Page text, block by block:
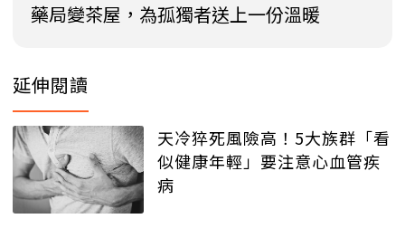
藥局變茶屋，為孤獨者送上一份溫暖
延伸閱讀
天冷猝死風險高！5大族群「看
似健康年輕」要注意心血管疾
病